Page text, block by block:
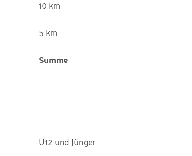
10 km
5 km
Summe
U12 und Jünger